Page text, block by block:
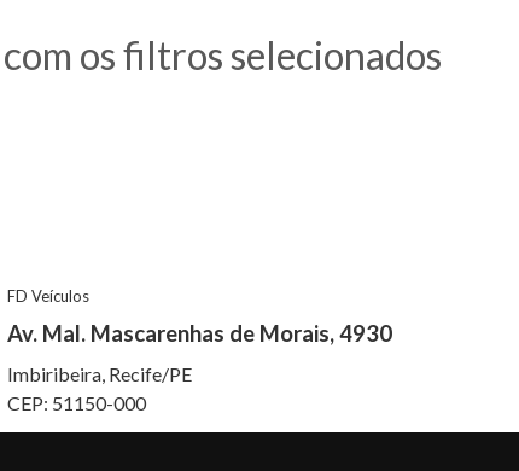
os filtros selecionados
FD Veículos
Av. Mal. Mascarenhas de Morais, 4930
Imbiribeira, Recife/PE
CEP: 51150-000